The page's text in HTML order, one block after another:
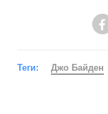
Теги: Джо Байден